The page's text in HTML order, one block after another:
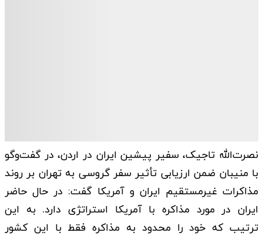
نصرت‌الله تاجیک، سفیر پیشین ایران در اردن، در گفت‌و‌گو
با منیبان ضمن ارزیابی تأثیر سفر گروسی به تهران بر روند
مذاکرات غیرمستقیم ایران و آمریکا گفت: در حال حاضر
ایران در مورد مذاکره با آمریکا استراتژی دارد. به این
ترتیب که خود را محدود به مذاکره فقط با این کشور